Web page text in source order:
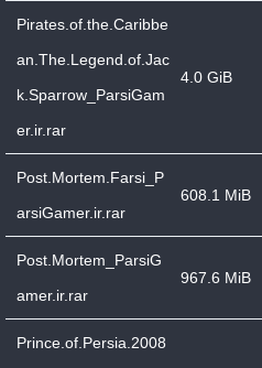
Pirates.of.the.Caribbe
an.The.Legend.of.Jac
k.Sparrow_ParsiGam
er.ir.rar
4.0 GiB
Post.Mortem.Farsi_P
arsiGamer.ir.rar
608.1 MiB
Post.Mortem_ParsiG
amer.ir.rar
967.6 MiB
Prince.of.Persia.2008